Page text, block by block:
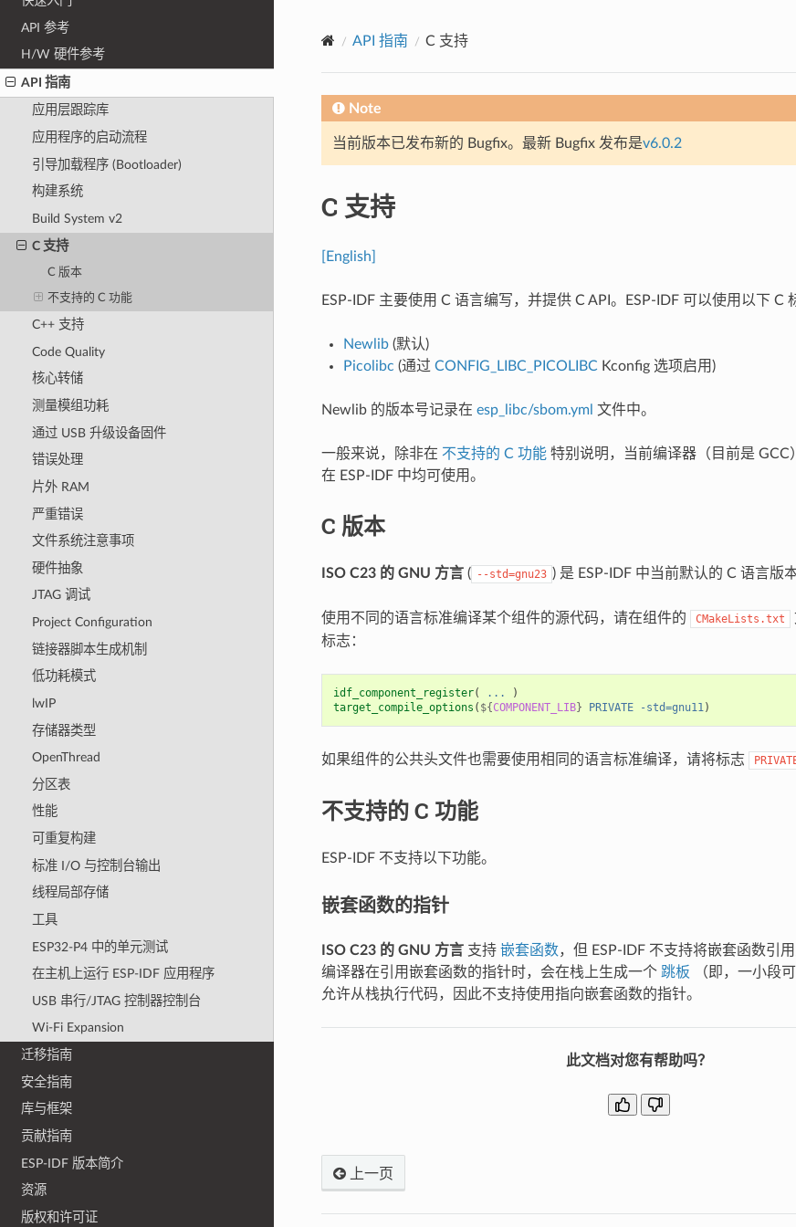
API 参考
H/W 硬件参考
API 指南
应用层跟踪库
应用程序的启动流程
引导加载程序 (Bootloader)
构建系统
Build System v2
C 支持
C 版本
不支持的 C 功能
C++ 支持
Code Quality
核心转储
测量模组功耗
通过 USB 升级设备固件
错误处理
片外 RAM
严重错误
文件系统注意事项
硬件抽象
JTAG 调试
Project Configuration
链接器脚本生成机制
低功耗模式
lwIP
存储器类型
OpenThread
分区表
性能
可重复构建
标准 I/O 与控制台输出
线程局部存储
工具
ESP32-P4 中的单元测试
在主机上运行 ESP-IDF 应用程序
USB 串行/JTAG 控制器控制台
Wi-Fi Expansion
迁移指南
安全指南
库与框架
贡献指南
ESP-IDF 版本简介
资源
版权和许可证
API 指南 C 支持
Note
当前版本已发布新的 Bugfix。最新 Bugfix 发布是v6.0.2
C 支持
[English]
ESP-IDF 主要使用 C 语言编写，并提供 C API。ESP-IDF 可以使用以下 C
Newlib(默认)
Picolibc (通过 CONFIG_LIBC_PICOLIBCKconfig 选项启用)
Newlib 的版本号记录在 esp_libc/sbom.yml 文件中。
一般来说，除非在 不支持的 C 功能特别说明，当前编译器（目前是 GCC
在 ESP-IDF 中均可使用。
C 版本
ISO C23 的 GNU 方言( --std=gnu23 ) 是 ESP-IDF 中当前默认的 C 语言版本
使用不同的语言标准编译某个组件的源代码，请在组件的 CMakeLists.txt
标志：
idf_component_register( ...
)
target_compile_options ( ${COMPONENT_LIB} PRIVATE -std=gnu11)
如果组件的公共头文件也需要使用相同的语言标准编译，请将标志
不支持的 C 功能
ESP-IDF 不支持以下功能。
嵌套函数的指针
ISO C23 的 GNU 方言支持 嵌套函数，但 ESP-IDF 不支持将嵌套函数引
编译器在引用嵌套函数的指针时，会在栈上生成一个 跳板 （即，一小段
允许从栈执行代码，因此不支持使用指向嵌套函数的指针。
此文档对您有帮助吗？
上一页